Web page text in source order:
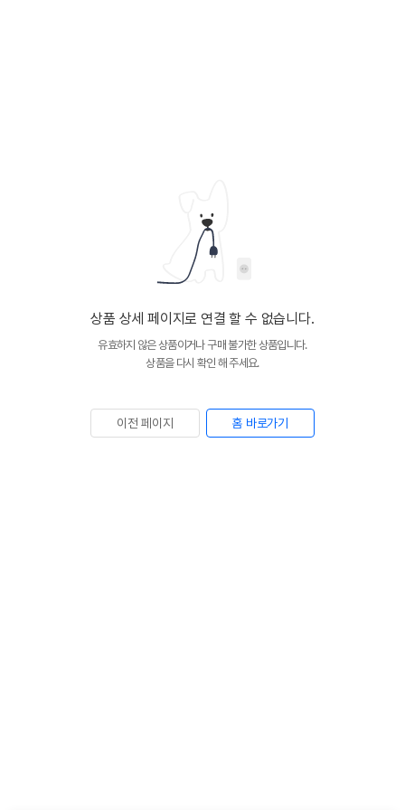
상품 상세 페이지로 연결 할 수 없습니다.
유효하지 않은 상품이거나 구매 불가한 상품입니다.
상품을 다시 확인 해 주세요.
이전 페이지 홈 바로가기